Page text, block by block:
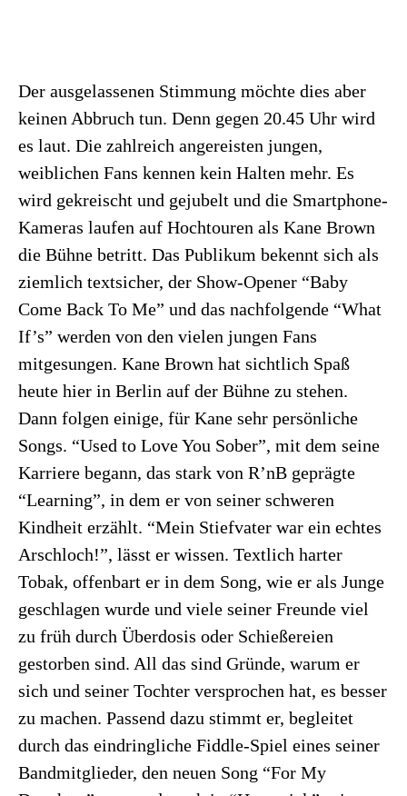
Der ausgelassenen Stimmung möchte dies aber
keinen Abbruch tun. Denn gegen 20.45 Uhr wird
es laut. Die zahlreich angereisten jungen,
weiblichen Fans kennen kein Halten mehr. Es
wird gekreischt und gejubelt und die Smartphone-
Kameras laufen auf Hochtouren als Kane Brown
die Bühne betritt. Das Publikum bekennt sich als
ziemlich textsicher, der Show-Opener “Baby
Come Back To Me” und das nachfolgende “What
If’s” werden von den vielen jungen Fans
mitgesungen. Kane Brown hat sichtlich Spaß
heute hier in Berlin auf der Bühne zu stehen.
Dann folgen einige, für Kane sehr persönliche
Songs. “Used to Love You Sober”, mit dem seine
Karriere begann, das stark von R’nB geprägte
“Learning”, in dem er von seiner schweren
Kindheit erzählt. “Mein Stiefvater war ein echtes
Arschloch!”, lässt er wissen. Textlich harter
Tobak, offenbart er in dem Song, wie er als Junge
geschlagen wurde und viele seiner Freunde viel
zu früh durch Überdosis oder Schießereien
gestorben sind. All das sind Gründe, warum er
sich und seiner Tochter versprochen hat, es besser
zu machen. Passend dazu stimmt er, begleitet
durch das eindringliche Fiddle-Spiel eines seiner
Bandmitglieder, den neuen Song “For My